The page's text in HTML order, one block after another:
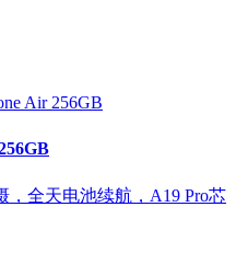
，全天电池续航，A19 Pro芯